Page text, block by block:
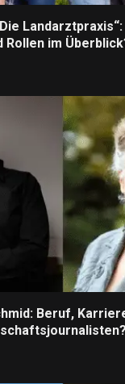
Rollen im
Beruf,